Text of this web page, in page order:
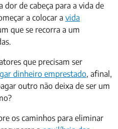
de cabeça para a vida de
a colocar avida
que se recorra a um
que precisam ser
dinheiro emprestado, afinal,
outro não deixa de ser um
os caminhos para eliminar